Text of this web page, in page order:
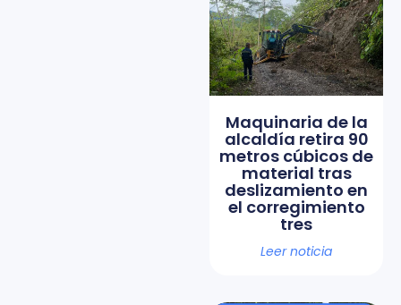
Maquinaria de la
alcaldía retira 90
metros cúbicos de
material tras
deslizamiento en
el corregimiento
tres
Leer noticia